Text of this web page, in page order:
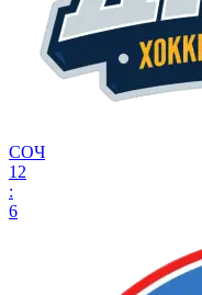
СОЧ
12
:
6